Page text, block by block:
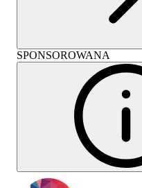
SPONSOROWANA